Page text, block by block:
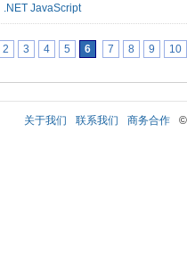
.NET JavaScript
2 3 4 5 6 7 8 9 10
关于我们 联系我们 商务合作